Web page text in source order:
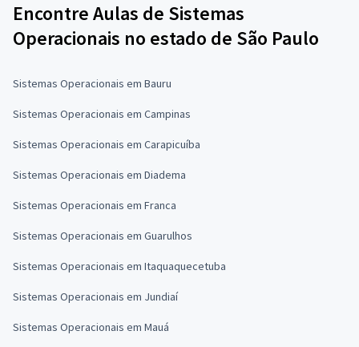
Encontre Aulas de Sistemas
Operacionais no estado de São Paulo
Sistemas Operacionais em Bauru
Sistemas Operacionais em Campinas
Sistemas Operacionais em Carapicuíba
Sistemas Operacionais em Diadema
Sistemas Operacionais em Franca
Sistemas Operacionais em Guarulhos
Sistemas Operacionais em Itaquaquecetuba
Sistemas Operacionais em Jundiaí
Sistemas Operacionais em Mauá